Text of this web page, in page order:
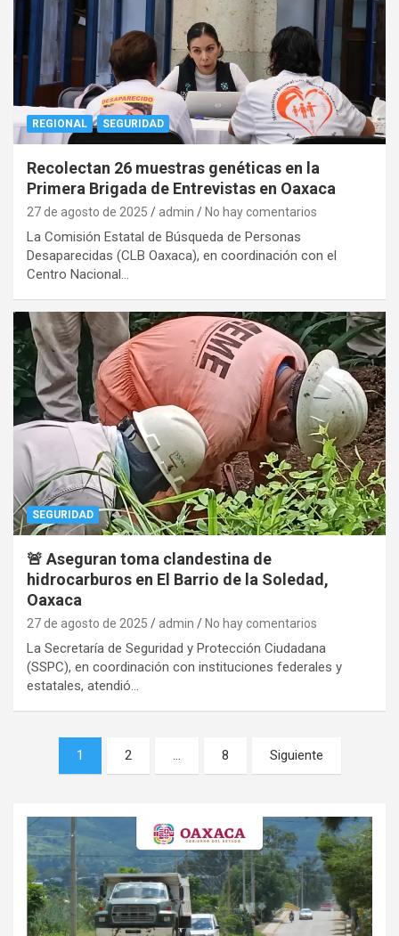
REGIONAL SEGURIDAD
Recolectan 26 muestras genéticas en la
Primera Brigada de Entrevistas en Oaxaca
27 de agosto de 2025 admin No hay comentarios
La Comisión Estatal de Búsqueda de Personas
Desaparecidas (CLB Oaxaca), en coordinación con el
Centro Nacional…
SEGURIDAD
🚨 Aseguran toma clandestina de
hidrocarburos en El Barrio de la Soledad,
Oaxaca
27 de agosto de 2025 admin No hay comentarios
La Secretaría de Seguridad y Protección Ciudadana
(SSPC), en coordinación con instituciones federales y
estatales, atendió…
Navegación
1 2 … 8 Siguiente